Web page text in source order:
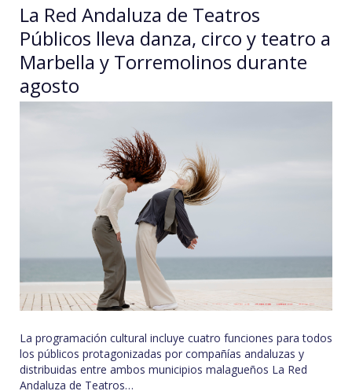
La Red Andaluza de Teatros
Públicos lleva danza, circo y teatro a
Marbella y Torremolinos durante
agosto
La programación cultural incluye cuatro funciones para todos
los públicos protagonizadas por compañías andaluzas y
distribuidas entre ambos municipios malagueños La Red
Andaluza de Teatros…